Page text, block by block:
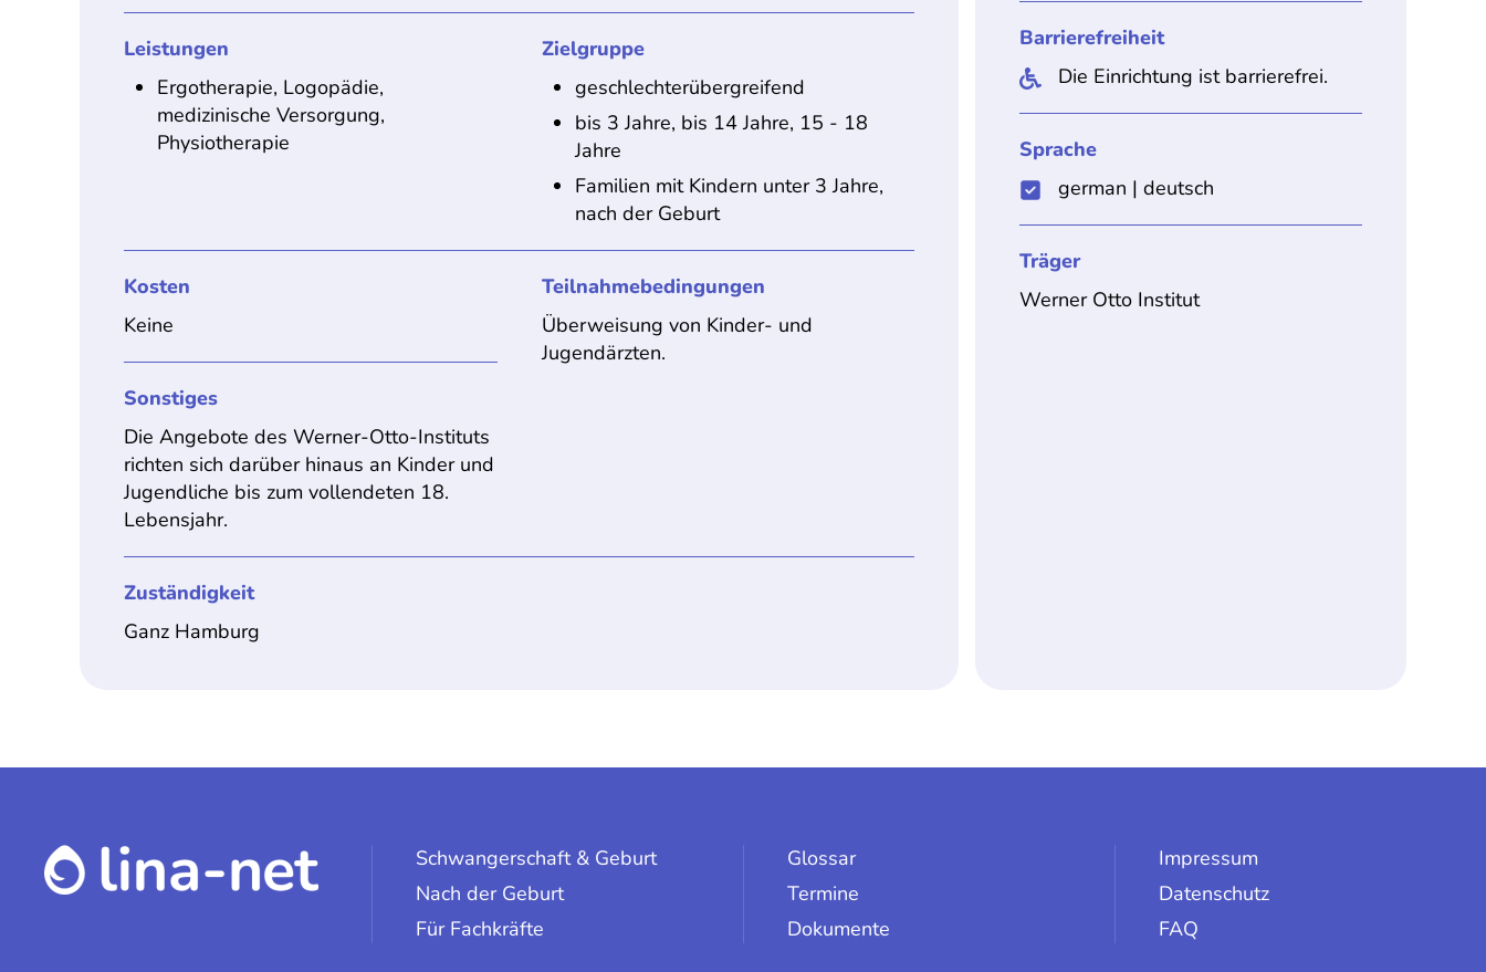
Leistungen
Ergotherapie, Logopädie,
medizinische Versorgung,
Physiotherapie
Zielgruppe
geschlechterübergreifend
bis 3 Jahre, bis 14 Jahre, 15 - 18
Jahre
Familien mit Kindern unter 3 Jahre,
nach der Geburt
Kosten
Keine
Sonstiges
Die Angebote des Werner-Otto-Instituts
richten sich darüber hinaus an Kinder und
Jugendliche bis zum vollendeten 18.
Lebensjahr.
Teilnahmebedingungen
Überweisung von Kinder- und
Jugendärzten.
Zuständigkeit
Ganz Hamburg
Barrierefreiheit
Die Einrichtung ist barrierefrei.
Sprache
german | deutsch
Träger
Werner Otto Institut
Schwangerschaft & Geburt
Nach der Geburt
Für Fachkräfte
Glossar
Termine
Dokumente
Impressum
Datenschutz
FAQ